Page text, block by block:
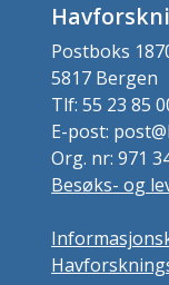
Postboks
5817 Bergen
Tlf: 55 23 85
E-post:
Org. nr: 971
Besøks- og